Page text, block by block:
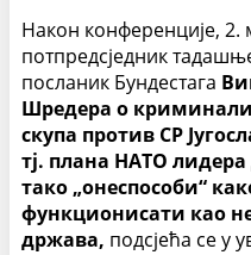
Након конференције, 2.
потпредсједник
посланик Бундестага
Шредера о
скупа против СР
тј. плана НАТО лидера
тако „онеспособи“
функционисати као
држава, подсјећа се у